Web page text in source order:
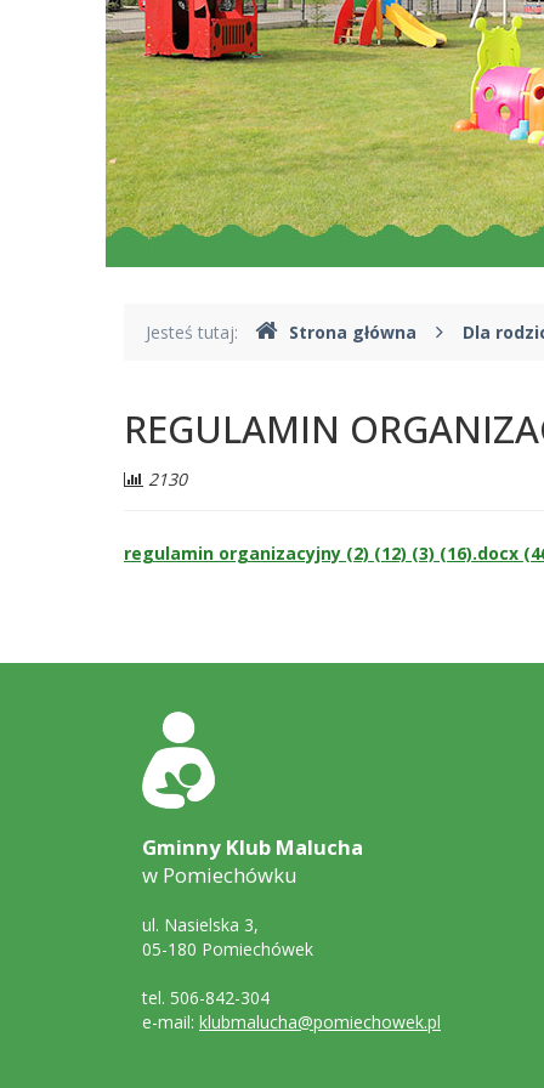
Gdzie
Jesteś tutaj: Strona główna Dla
REGULAMIN
Liczba
2130
regulamin organizacyjny (2) (12) (3) (16).docx
Adres
Gminny Klub Malucha
w Pomiechówku
ul. Nasielska 3,
05-180 Pomiechówek
tel. 506-842-304
e-mail: klubmalucha@pomiechowek.pl